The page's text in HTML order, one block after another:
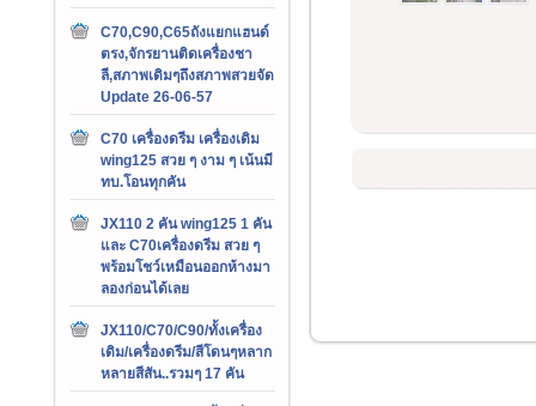
C70,C90,C65ถังแยกแฮนด์
ตรง,จักรยานติดเครื่องชา
ลี,สภาพเดิมๆถึงสภาพสวยจัด
Update 26-06-57
C70 เครื่องดรีม เครื่องเดิม
wing125 สวย ๆ งาม ๆ เน้นมี
ทบ.โอนทุกคัน
JX110 2 คัน wing125 1 คัน
และ C70เครื่องดรีม สวย ๆ
พร้อมโชว์เหมือนออกห้างมา
ลองก่อนได้เลย
JX110/C70/C90/ทั้งเครื่อง
เดิม/เครื่องดรีม/สีโดนๆหลาก
หลายสีสัน..รวมๆ 17 คัน